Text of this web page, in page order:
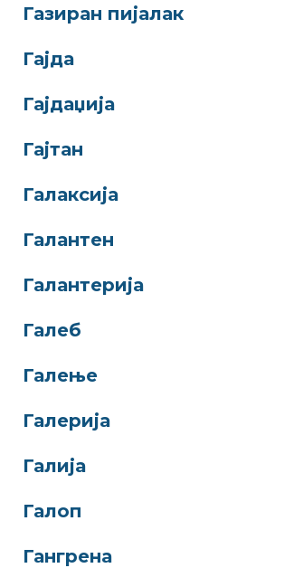
Газиран пијалак
Гајда
Гајдаџија
Гајтан
Галаксија
Галантен
Галантерија
Галеб
Галење
Галерија
Галија
Галоп
Гангрена